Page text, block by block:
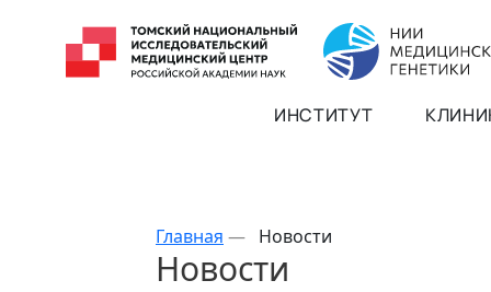
ИНСТИТУТ
Главная — Новости
Новости